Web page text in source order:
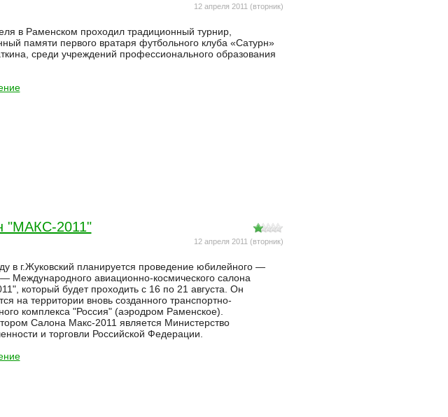
12 апреля 2011 (вторник)
в Раменском проходил традиционный турнир,
памяти первого вратаря футбольного клуба «Сатурн»
среди учреждений профессионального образования
"МАКС-2011"
12 апреля 2011 (вторник)
в г.Жуковский планируется проведение юбилейного —
— Международного авиационно-космического салона
который будет проходить с 16 по 21 августа. Он
на территории вновь созданного транспортно-
комплекса "Россия" (аэродром Раменское).
Салона Макс-2011 является Министерство
и торговли Российской Федерации.